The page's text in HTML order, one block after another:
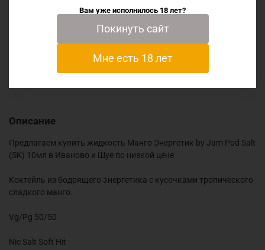
Характеристики
Описание
Предлагаем купить жидкость Манго Энергетик by Jam Pod Salt
(SK) 10мл в Иваново и Шуе по низкой цене
Коктейль из бодрящего энергетика с кусочками тропического
сладкого манго.
Vg/Pg 50/50
Nic Salt Soft Hit
Вам уже исполнилось 18 лет?
Покинуть сайт
Мне есть 18 лет